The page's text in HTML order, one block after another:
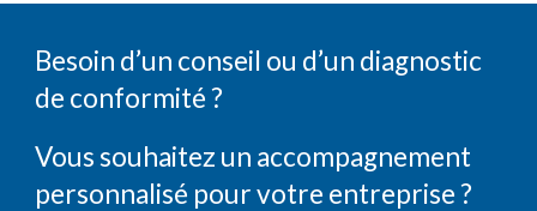
Besoin d’un conseil ou d’un diagnostic
de conformité ?
Vous souhaitez un accompagnement
personnalisé pour votre entreprise ?